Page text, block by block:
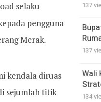
selaku
pengguna
Merak.
kendala diruas
sejumlah titik
137
137
Wali
134